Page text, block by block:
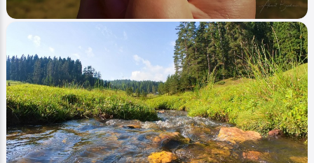
Image Yaylalar - Plateaus
Kocayaylada bir gün